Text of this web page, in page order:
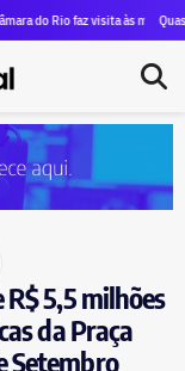
Rousseff
previsão
faz visita às mais de 100
Quase R$ 12
5,5 milhões
da Praça
Setembro